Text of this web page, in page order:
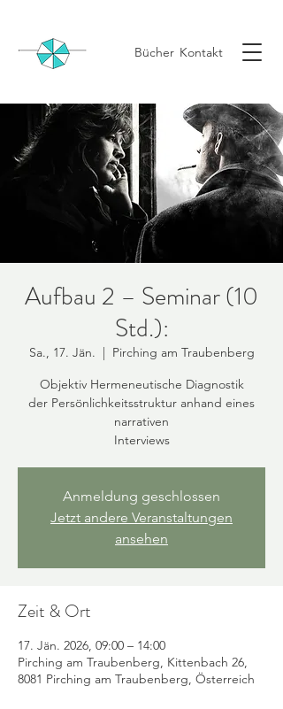
Bücher Kontakt
Aufbau 2 – Seminar (10
Std.):
Sa., 17. Jän.
  |
Pirching am Traubenberg
Objektiv Hermeneutische Diagnostik
der Persönlichkeitsstruktur anhand eines
narrativen
Interviews
Anmeldung geschlossen
Jetzt andere Veranstaltungen
ansehen
Zeit & Ort
17. Jän. 2026, 09:00 – 14:00
Pirching am Traubenberg, Kittenbach 26,
8081 Pirching am Traubenberg, Österreich